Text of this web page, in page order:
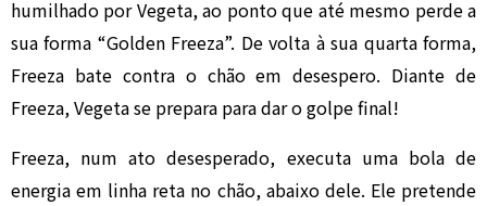
humilhado por Vegeta, ao ponto que até mesmo perde a
sua forma “Golden Freeza”. De volta à sua quarta forma,
Freeza bate contra o chão em desespero. Diante de
Freeza, Vegeta se prepara para dar o golpe final!
Freeza, num ato desesperado, executa uma bola de
energia em linha reta no chão, abaixo dele. Ele pretende